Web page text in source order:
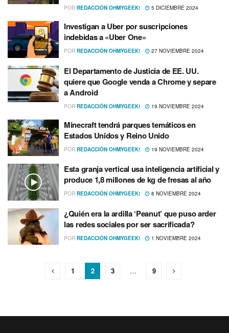
POR REDACCIÓN OHMYGEEK! 5 DICIEMBRE 2024
Investigan a Uber por suscripciones
indebidas a «Uber One»
POR REDACCIÓN OHMYGEEK! 27 NOVIEMBRE 2024
El Departamento de Justicia de EE. UU.
quiere que Google venda a Chrome y separe
a Android
POR REDACCIÓN OHMYGEEK! 19 NOVIEMBRE 2024
Minecraft tendrá parques temáticos en
Estados Unidos y Reino Unido
POR REDACCIÓN OHMYGEEK! 19 NOVIEMBRE 2024
Esta granja vertical usa inteligencia artificial y
produce 1,8 millones de kg de fresas al año
POR REDACCIÓN OHMYGEEK! 8 NOVIEMBRE 2024
¿Quién era la ardilla ‘Peanut’ que puso arder
las redes sociales por ser sacrificada?
POR REDACCIÓN OHMYGEEK! 1 NOVIEMBRE 2024
1 2 3 … 9